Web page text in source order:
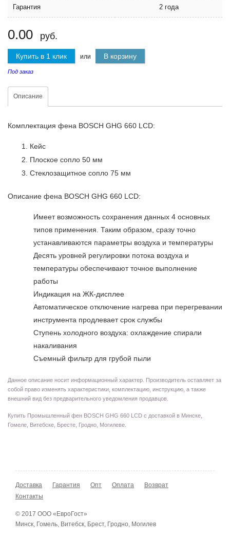
Гарантия 2 года
0.00 руб.
Купить в 1 клик или В корзину
Под заказ
Описание
Комплектация фена BOSCH GHG 660 LСD:
Кейс
Плоское сопло 50 мм
Стеклозащитное сопло 75 мм
Описание фена BOSCH GHG 660 LСD:
Имеет возможность сохранения данных 4 основных
типов применения. Таким образом, сразу точно
устанавливаются параметры воздуха и температуры
Десять уровней регулировки потока воздуха и
температуры обеспечивают точное выполнение
работы
Индикация на ЖК-дисплее
Автоматическое отключение нагрева при перегревании
инструмента продлевает срок службы
Ступень холодного воздуха: охлаждение спирали
накаливания
Съемный фильтр для грубой пыли
Данное описание носит информационный характер. Производитель оставляет за
собой право изменять характеристики, комплектацию, инструкцию, а также
внешний вид без предварительного уведомления продавцов.
Купить Промышленный фен BOSCH GHG 660 LСD с доставкой в Минске,
Гомеле, Витебске, Бресте, Гродно, Могилеве.
Доставка Гарантия Опт Оплата
Возврат
Контакты
© 2017 ООО «ЕвроГост»
Минск, Гомель, Витебск, Брест, Гродно, Могилев